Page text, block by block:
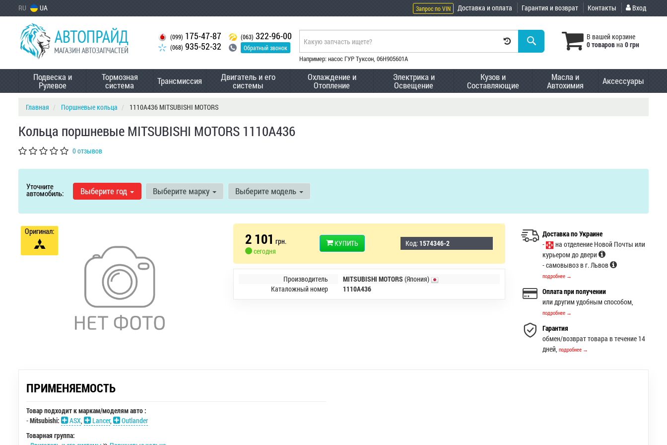
RU UA Запрос по VIN Доставка и оплата Гарантия и возврат Контакты Вход
(099) 175-47-87
(068) 935-52-32
(063) 322-96-00
Обратный звонок
В вашей корзине
0 товаровна 0 грн
Например: насос ГУР Туксон, 06H905601A
Подвеска и
Рулевое
Тормозная
система Трансмиссия Двигатель и его
системы
Охлаждение и
Отопление
Электрика и
Освещение
Кузов и
Составляющие
Масла и
Автохимия Аксессуары
Главная Поршневые кольца 1110A436 MITSUBISHI MOTORS
Кольца поршневые MITSUBISHI MOTORS 1110A436
0 отзывов
Уточните
автомобиль: Выберите год Выберите марку Выберите модель
Оригинал: 2 101 грн.
сегодня
КУПИТЬ Код: 1574346-2
Производитель MITSUBISHI MOTORS (Япония)
Каталожный номер
1110A436
Доставка по Украине
-
на отделение Новой Почты или
курьером до двери
- самовывоз в г. Львов
подробнее →
Оплата при получении
или другим удобным способом,
подробнее →
Гарантия
обмен/возврат товара в течение 14
дней,подробнее →
ПРИМЕНЯЕМОСТЬ
Товар подходит к маркам/моделям авто :
-Mitsubishi: ASX, Lancer,
Outlander
Товарная группа: